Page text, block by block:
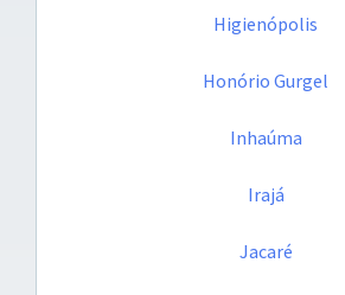
Higienópolis
Honório Gurgel
Inhaúma
Irajá
Jacaré